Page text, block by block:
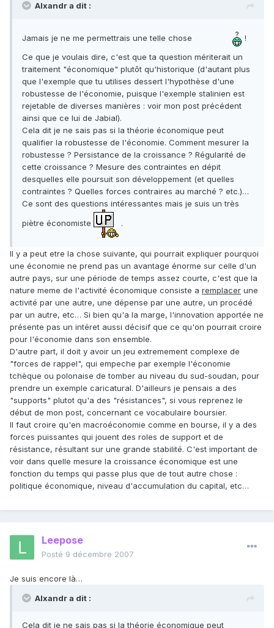
Alxandr a dit :
Jamais je ne me permettrais une telle chose
!
Ce que je voulais dire, c'est que ta question mériterait un
traitement "économique" plutôt qu'historique (d'autant plus
que l'exemple que tu utilises dessert l'hypothèse d'une
robustesse de l'économie, puisque l'exemple stalinien est
rejetable de diverses manières : voir mon post précédent
ainsi que ce lui de Jabial).
Cela dit je ne sais pas si la théorie économique peut
qualifier la robustesse de l'économie. Comment mesurer la
robustesse ? Persistance de la croissance ? Régularité de
cette croissance ? Mesure des contraintes en dépit
desquelles elle poursuit son développement (et quelles
contraintes ? Quelles forces contraires au marché ? etc.)…
Ce sont des questions intéressantes mais je suis un très
piètre économiste
.
Il y a peut etre la chose suivante, qui pourrait expliquer pourquoi
une économie ne prend pas un avantage énorme sur celle d'un
autre pays, sur une période de temps assez courte, c'est que la
nature meme de l'activité économique consiste a remplacer une
activité par une autre, une dépense par une autre, un procédé
par un autre, etc… Si bien qu'a la marge, l'innovation apportée ne
présente pas un intéret aussi décisif que ce qu'on pourrait croire
pour l'économie dans son ensemble.
D'autre part, il doit y avoir un jeu extremement complexe de
"forces de rappel", qui empeche par exemple l'économie
tchèque ou polonaise de tomber au niveau du sud-soudan, pour
prendre un exemple caricatural. D'ailleurs je pensais a des
"supports" plutot qu'a des "résistances", si vous reprenez le
début de mon post, concernant ce vocabulaire boursier.
Il faut croire qu'en macroéconomie comme en bourse, il y a des
forces puissantes qui jouent des roles de support et de
résistance, résultant sur une grande stabilité. C'est important de
voir dans quelle mesure la croissance économique est une
fonction du temps qui passe plus que de tout autre chose :
politique économique, niveau d'accumulation du capital, etc…
Leepose
Posté 9 décembre 2007
Je suis encore là…
Alxandr a dit :
Cela dit je ne sais pas si la théorie économique peut